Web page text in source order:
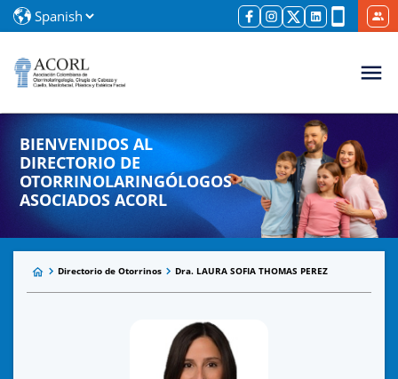
BIENVENIDOS AL
DIRECTORIO DE
OTORRINOLARINGÓLOGOS
ASOCIADOS ACORL
Directorio de Otorrinos Dra. LAURA SOFIA THOMAS PEREZ